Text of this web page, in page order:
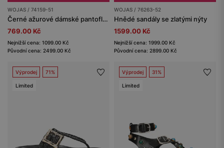
WOJAS / 74159-51
Černé ažurové dámské pantofle z lícové kůže se zlatými přezkami
769.00 Kč
Nejnižší cena: 1099.00 Kč
Původní cena: 2499.00 Kč
WOJAS / 76263-52
Hnědé sandály se zlatými nýty
1599.00 Kč
Nejnižší cena: 1999.00 Kč
Původní cena: 2899.00 Kč
Výprodej 71%
Limited
Výprodej 31%
Limited